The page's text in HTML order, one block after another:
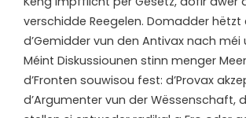
verschidde Reegelen. Domadder hëtzt
d’Gemidder vun den Antivax nach méi
Méint Diskussiounen stinn menger
d’Fronten souwisou fest: d’Provax
d’Argumenter vun der Wëssenschaft,